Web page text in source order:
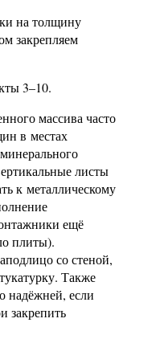
на толщину
закрепляем
3–10.
массива часто
в местах
листы
к металлическому
ещё
плиты).
со стеной,
Также
надёжней, если
закрепить